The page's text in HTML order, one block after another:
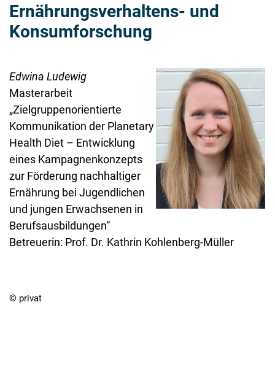
Ernährungsverhaltens- und
Konsumforschung
Edwina Ludewig
Masterarbeit
„Zielgruppenorientierte
Kommunikation der Planetary
Health Diet – Entwicklung
eines Kampagnenkonzepts
zur Förderung nachhaltiger
Ernährung bei Jugendlichen
und jungen Erwachsenen in
Berufsausbildungen“
Betreuerin: Prof. Dr. Kathrin Kohlenberg-Müller
© privat